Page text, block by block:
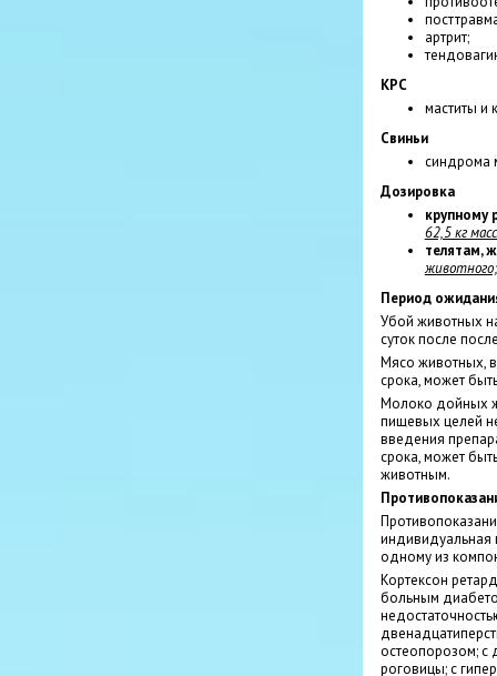
артрит;
КРС
маститы и
Свиньи
синдрома
Дозировка
крупному
62,5 кг
телятам,
животного;
Период
Убой животных
суток после
Мясо животных,
срока, может
Молоко дойных
пищевых целей
введения
срока, может
животным.
индивидуальная
одному из
Кортексон
больным
остеопорозом; с
роговицы; с